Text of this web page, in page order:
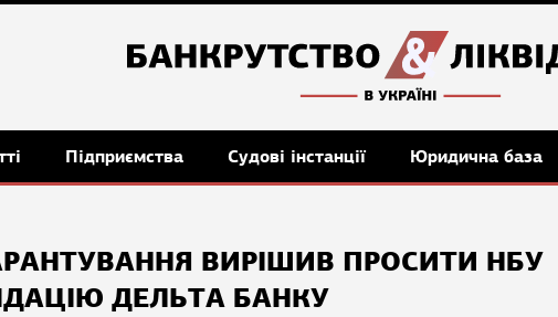
Підприємства Судові інстанції Юридична база
ВИРІШИВ ПРОСИТИ НБУ
ДЕЛЬТА БАНКУ